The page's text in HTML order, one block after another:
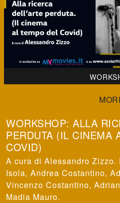
WORKSHOP: ALLA
PERDUTA (IL CINEMA
COVID)
A cura di Alessandro Zizzo.
Isola, Andrea Costantino,
Vincenzo Costantino,
Madia Mauro.